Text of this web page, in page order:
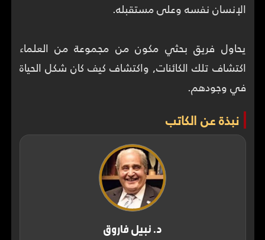
يحاول فريق بحثي مكون من مجموعة من العلماء
اكتشاف تلك الكائنات, واكتشاف كيف كان شكل الحياة
في وجودهم.
نبذة عن الكاتب
د. نبيل فاروق